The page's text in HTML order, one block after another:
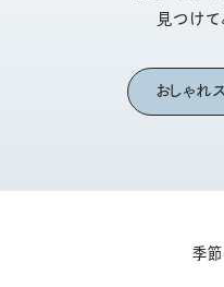
見つけて
おしゃれ
季節